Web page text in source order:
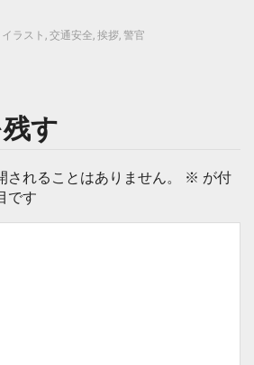
イラスト , 交通安全, 挨拶, 警官
す
れることはありません。 ※ が付
です